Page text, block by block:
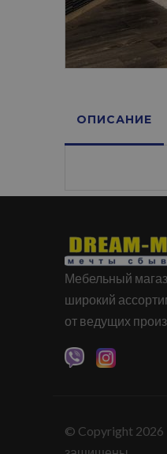
ОПИСАНИЕ
Мебельный
широкий
от ведущих
© Copyright 2026